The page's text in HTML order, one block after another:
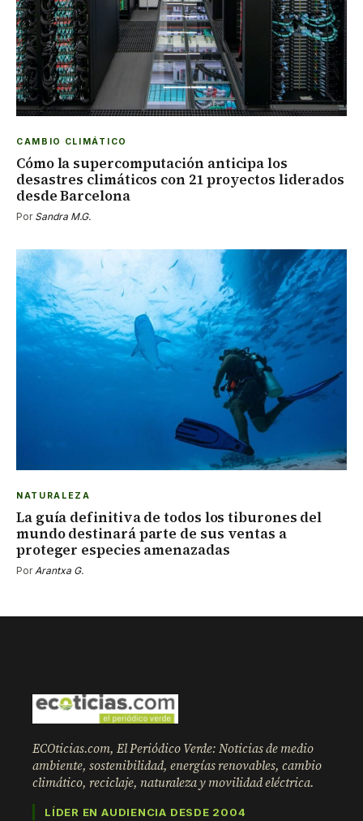
CAMBIO CLIMÁTICO
Cómo la supercomputación anticipa los
desastres climáticos con 21 proyectos liderados
desde Barcelona
Por Sandra M.G.
NATURALEZA
La guía definitiva de todos los tiburones del
mundo destinará parte de sus ventas a
proteger especies amenazadas
Por Arantxa G.
ECOticias.com, El Periódico Verde: Noticias de medio
ambiente, sostenibilidad, energías renovables, cambio
climático, reciclaje, naturaleza y movilidad eléctrica.
LÍDER EN AUDIENCIA DESDE 2004